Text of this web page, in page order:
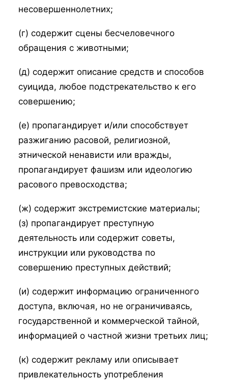
несовершеннолетних;
(г) содержит сцены бесчеловечного
обращения с животными;
(д) содержит описание средств и способов
суицида, любое подстрекательство к его
совершению;
(е) пропагандирует и/или способствует
разжиганию расовой, религиозной,
этнической ненависти или вражды,
пропагандирует фашизм или идеологию
расового превосходства;
(ж) содержит экстремистские материалы;
(з) пропагандирует преступную
деятельность или содержит советы,
инструкции или руководства по
совершению преступных действий;
(и) содержит информацию ограниченного
доступа, включая, но не ограничиваясь,
государственной и коммерческой тайной,
информацией о частной жизни третьих лиц;
(к) содержит рекламу или описывает
привлекательность употребления